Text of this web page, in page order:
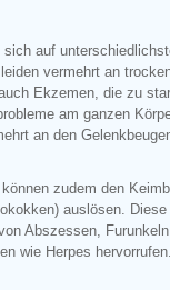
sich auf
vermehrt an
Ekzemen, die zu
am ganzen
an den
zudem den
auslösen.
Abszessen,
wie Herpes hervorrufen.